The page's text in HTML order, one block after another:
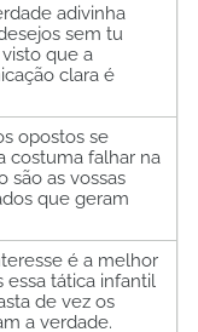
adivinha
sem tu
que a
clara é
opostos se
costuma falhar na
são as vossas
que geram
é a melhor
tática infantil
de vez os
a verdade.